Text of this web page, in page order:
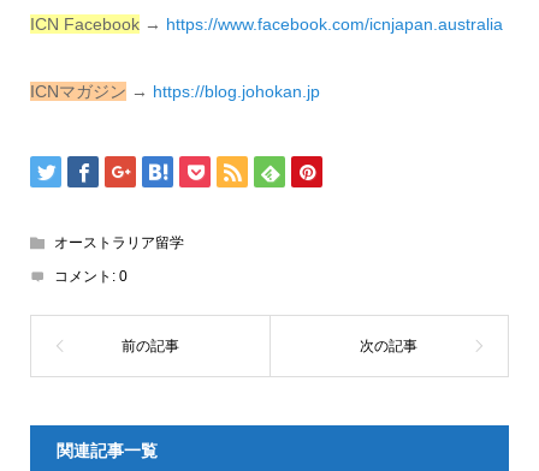
ICN Facebook → https://www.facebook.com/icnjapan.australia
ICNマガジン → https://blog.johokan.jp
オーストラリア留学
コメント: 0
関連記事一覧